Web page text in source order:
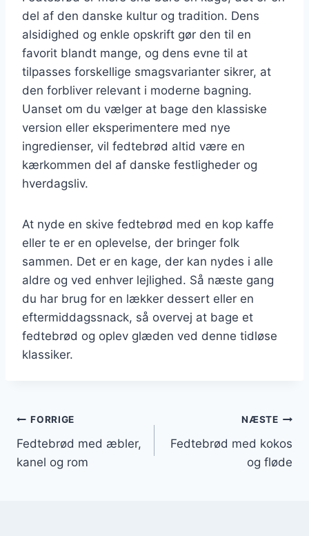
del af den danske kultur og tradition. Dens
alsidighed og enkle opskrift gør den til en
favorit blandt mange, og dens evne til at
tilpasses forskellige smagsvarianter sikrer, at
den forbliver relevant i moderne bagning.
Uanset om du vælger at bage den klassiske
version eller eksperimentere med nye
ingredienser, vil fedtebrød altid være en
kærkommen del af danske festligheder og
hverdagsliv.
At nyde en skive fedtebrød med en kop kaffe
eller te er en oplevelse, der bringer folk
sammen. Det er en kage, der kan nydes i alle
aldre og ved enhver lejlighed. Så næste gang
du har brug for en lækker dessert eller en
eftermiddagssnack, så overvej at bage et
fedtebrød og oplev glæden ved denne tidløse
klassiker.
Indlægsnavigation
FORRIGE
Fedtebrød med æbler,
kanel og rom
NÆSTE
Fedtebrød med kokos
og fløde